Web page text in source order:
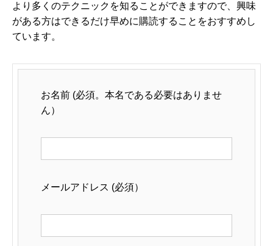
より多くのテクニックを知ることができますので、興味
がある方はできるだけ早めに購読することをおすすめし
ています。
お名前 (必須。本名である必要はありませ
ん）
メールアドレス (必須）